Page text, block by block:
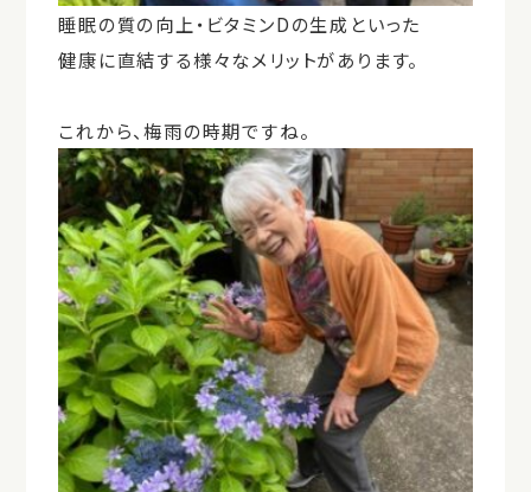
睡眠の質の向上・ビタミンDの生成といった
健康に直結する様々なメリットがあります。
これから、梅雨の時期ですね。